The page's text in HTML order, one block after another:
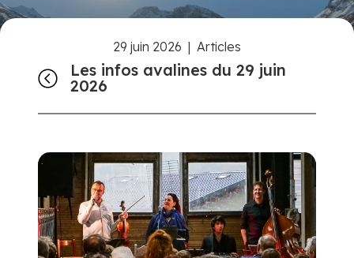
29 juin 2026 | Articles
Les infos avalines du 29 juin
2026